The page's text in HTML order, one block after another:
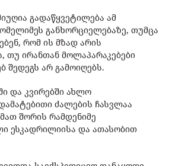
გადაწყვეტილება ამ
განხორციელებაზე, თუმცა
რომ ის მზად არის
თუ ირანთან მოლაპარაკებები
შედეგს არ გამოიღებს.
და კვირებში ახლო
ძალების ჩასვლაა
შორის რამდენიმე
ესკადრილიისა და ათასობით